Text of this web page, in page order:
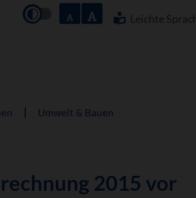
Leichte
Umwelt & Bauen
2015 vor